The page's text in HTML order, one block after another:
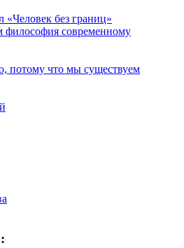
без границ»
философия современному
потому что мы существуем